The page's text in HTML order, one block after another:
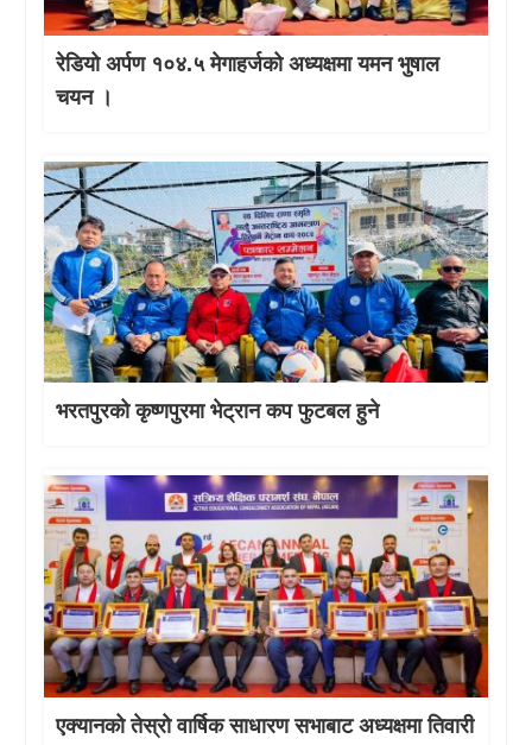
रेडियो अर्पण १०४.५ मेगाहर्जको अध्यक्षमा यमन भुषाल
चयन ।
भरतपुरको कृष्णपुरमा भेट्रान कप फुटबल हुने
एक्यानको तेस्रो वार्षिक साधारण सभाबाट अध्यक्षमा तिवारी